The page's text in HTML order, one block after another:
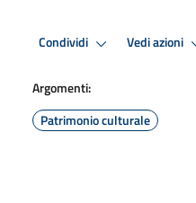
Condividi Vedi azioni
Argomenti:
Patrimonio culturale